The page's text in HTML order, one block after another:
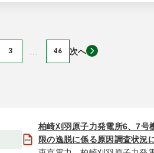
3 46 次へ
柏崎刈羽原子力発電所6、7号
限の逸脱に係る原因調査状況